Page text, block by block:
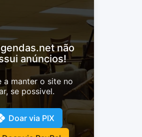
não
anúncios!
a manter o site no
se possivel.
Doar via PIX